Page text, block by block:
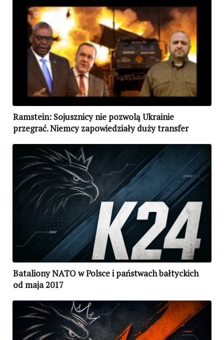
Ramstein: Sojusznicy nie pozwolą Ukrainie
przegrać. Niemcy zapowiedziały duży transfer
Bataliony NATO w Polsce i państwach bałtyckich
od maja 2017